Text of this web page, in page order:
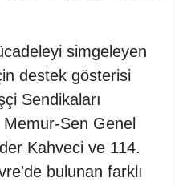
simgeleyen
destek gösterisi
Sendikaları
Sen Genel
Kahveci ve 114.
bulunan farklı